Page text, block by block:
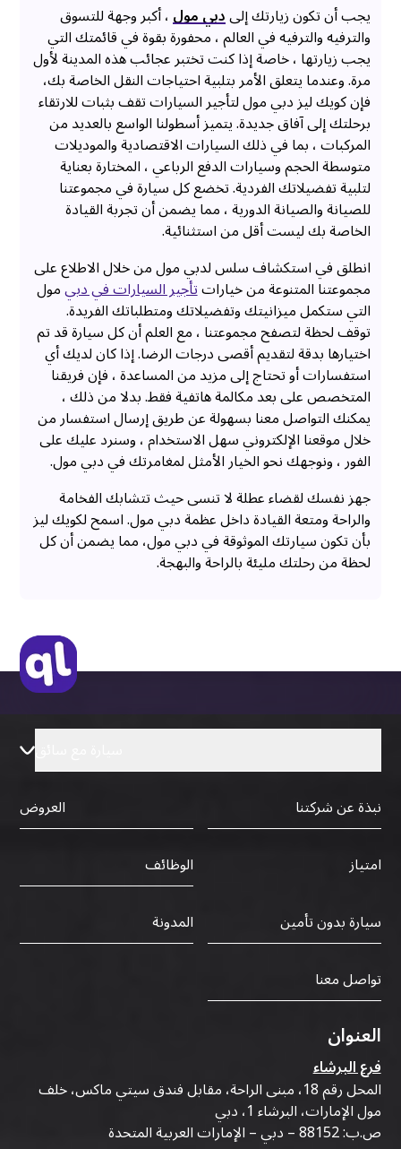
يجب أن تكون زيارتك إلىدبي مول، أكبر وجهة للتسوق
والترفيه والترفيه في العالم ، محفورة بقوة في قائمتك التي
يجب زيارتها ، خاصة إذا كنت تختبر عجائب هذه المدينة لأول
مرة. وعندما يتعلق الأمر بتلبية احتياجات النقل الخاصة بك،
فإن كويك ليز دبي مول لتأجير السيارات تقف بثبات للارتقاء
برحلتك إلى آفاق جديدة. يتميز أسطولنا الواسع بالعديد من
المركبات ، بما في ذلك السيارات الاقتصادية والموديلات
متوسطة الحجم وسيارات الدفع الرباعي ، المختارة بعناية
لتلبية تفضيلاتك الفردية. تخضع كل سيارة في مجموعتنا
للصيانة والصيانة الدورية ، مما يضمن أن تجربة القيادة
الخاصة بك ليست أقل من استثنائية.
انطلق في استكشاف سلس لدبي مول من خلال الاطلاع على
مجموعتنا المتنوعة من خياراتتأجير السيارات في دبيمول
التي ستكمل ميزانيتك وتفضيلاتك ومتطلباتك الفريدة.
توقف لحظة لتصفح مجموعتنا ، مع العلم أن كل سيارة قد تم
اختيارها بدقة لتقديم أقصى درجات الرضا. إذا كان لديك أي
استفسارات أو تحتاج إلى مزيد من المساعدة ، فإن فريقنا
المتخصص على بعد مكالمة هاتفية فقط. بدلا من ذلك ،
يمكنك التواصل معنا بسهولة عن طريق إرسال استفسار من
خلال موقعنا الإلكتروني سهل الاستخدام ، وسنرد عليك على
الفور ، ونوجهك نحو الخيار الأمثل لمغامرتك في دبي مول.
جهز نفسك لقضاء عطلة لا تنسى حيث تتشابك الفخامة
والراحة ومتعة القيادة داخل عظمة دبي مول. اسمح لكويك ليز
بأن تكون سيارتك الموثوقة في دبي مول، مما يضمن أن كل
لحظة من رحلتك مليئة بالراحة والبهجة.
نبذة عن شركتنا
العروض
امتياز
الوظائف
سيارة بدون تأمين
المدونة
تواصل معنا
العنوان
فرع البرشاء
المحل رقم 18، مبنى الراحة، مقابل فندق سيتي ماكس، خلف
مول الإمارات، البرشاء 1، دبي
ص.ب: 88152 – دبي – الإمارات العربية المتحدة